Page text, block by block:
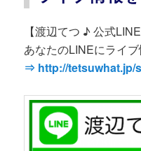
【渡辺てつ ♪ 公式
あなたのLINEにライブ
⇒ http://tetsuwhat.jp/